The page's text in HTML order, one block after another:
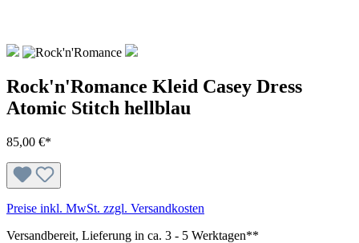
Rock'n'Romance Kleid Casey Dress
Atomic Stitch hellblau
85,00 €*
Preise inkl. MwSt. zzgl. Versandkosten
Versandbereit, Lieferung in ca. 3 - 5 Werktagen**